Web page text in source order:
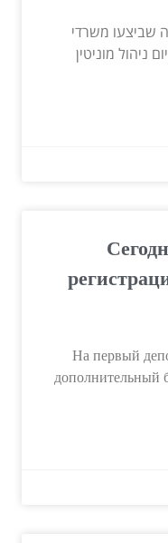
שביצעו משרדי
ניהול מוניטין
На первый
дополнительный